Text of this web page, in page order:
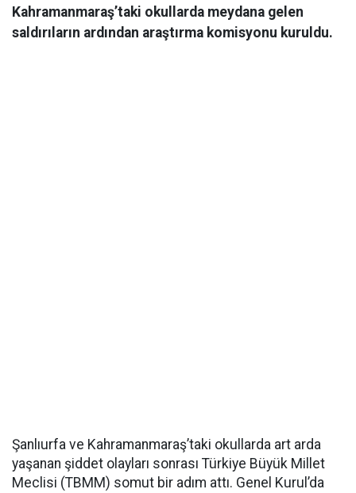
Kahramanmaraş’taki okullarda meydana gelen
saldırıların ardından araştırma komisyonu kuruldu.
Şanlıurfa ve Kahramanmaraş’taki okullarda art arda
yaşanan şiddet olayları sonrası Türkiye Büyük Millet
Meclisi (TBMM) somut bir adım attı. Genel Kurul’da